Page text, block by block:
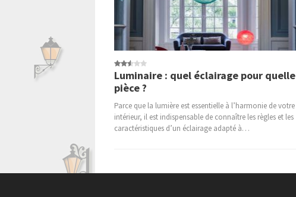
Luminaire : quel éclairage pour quelle
pièce ?
Parce que la lumière est essentielle à l’harmonie de votre
intérieur, il est indispensable de connaître les règles et les
caractéristiques d’un éclairage adapté à…